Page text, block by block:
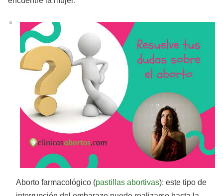
Aborto farmacológico (pastillas abortivas): este tipo de